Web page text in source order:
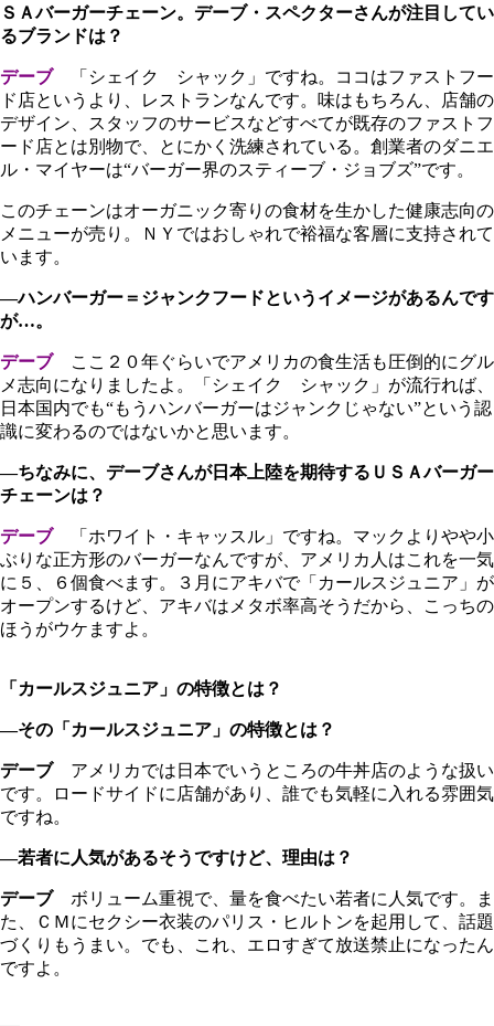
ＳＡバーガーチェーン。デーブ・スペクターさんが注目してい
るブランドは？
デーブ「シェイク シャック」ですね。ココはファストフー
ド店というより、レストランなんです。味はもちろん、店舗の
デザイン、スタッフのサービスなどすべてが既存のファストフ
ード店とは別物で、とにかく洗練されている。創業者のダニエ
ル・マイヤーは“バーガー界のスティーブ・ジョブズ”です。
このチェーンはオーガニック寄りの食材を生かした健康志向の
メニューが売り。ＮＹではおしゃれで裕福な客層に支持されて
います。
―ハンバーガー＝ジャンクフードというイメージがあるんです
が…。
デーブここ２０年ぐらいでアメリカの食生活も圧倒的にグル
メ志向になりましたよ。「シェイク シャック」が流行れば、
日本国内でも“もうハンバーガーはジャンクじゃない”という認
識に変わるのではないかと思います。
―ちなみに、デーブさんが日本上陸を期待するＵＳＡバーガー
チェーンは？
デーブ「ホワイト・キャッスル」ですね。マックよりやや小
ぶりな正方形のバーガーなんですが、アメリカ人はこれを一気
に５、６個食べます。３月にアキバで「カールスジュニア」が
オープンするけど、アキバはメタボ率高そうだから、こっちの
ほうがウケますよ。
「カールスジュニア」の特徴とは？
―その「カールスジュニア」の特徴とは？
デーブアメリカでは日本でいうところの牛丼店のような扱い
です。ロードサイドに店舗があり、誰でも気軽に入れる雰囲気
ですね。
―若者に人気があるそうですけど、理由は？
デーブボリューム重視で、量を食べたい若者に人気です。ま
た、ＣＭにセクシー衣装のパリス・ヒルトンを起用して、話題
づくりもうまい。でも、これ、エロすぎて放送禁止になったん
ですよ。